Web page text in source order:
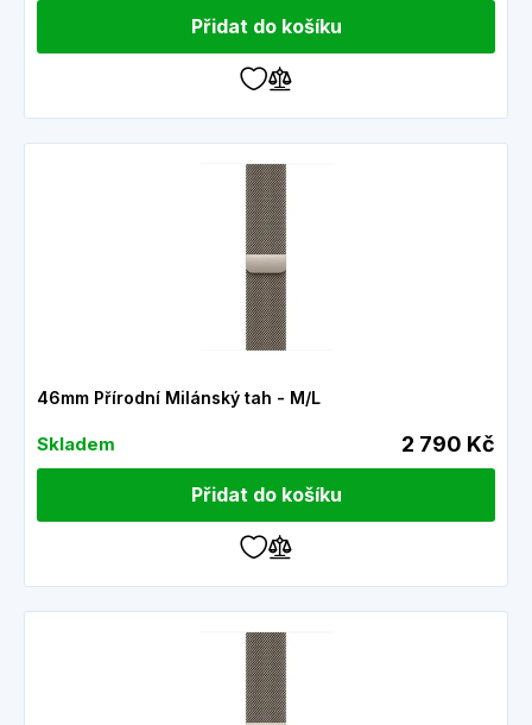
Přidat do košíku
46mm Přírodní Milánský tah - M/L
Skladem 2 790 Kč
Přidat do košíku